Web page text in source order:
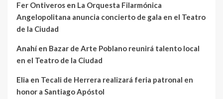
Fer Ontiveros en La Orquesta Filarmónica
Angelopolitana anuncia concierto de gala en el Teatro
de la Ciudad
Anahíen Bazar de Arte Poblano reunirá talento local
en el Teatro de la Ciudad
Elia en Tecali de Herrera realizará feria patronal en
honor a Santiago Apóstol